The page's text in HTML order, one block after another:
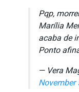
Pqp,
Marília
acaba de
Ponto
— Vera
November